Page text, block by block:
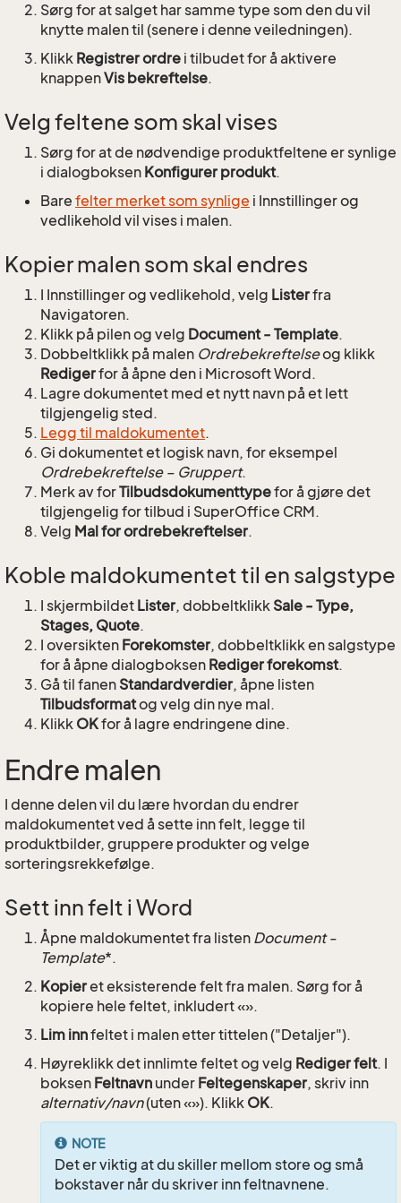
Sørg for at salget har samme type som den du vil
knytte malen til (senere i denne veiledningen).
Klikk Registrer ordre i tilbudet for å aktivere
knappenVis bekreftelse.
Velg feltene som skal vises
Sørg for at de nødvendige produktfeltene er synlige
i dialogboksen Konfigurer produkt.
Bare felter merket som synlige i Innstillinger og
vedlikehold vil vises i malen.
Kopier malen som skal endres
I Innstillinger og vedlikehold, velg Listerfra
Navigatoren.
Klikk på pilen og velg Document - Template.
Dobbeltklikk på malen Ordrebekreftelseog klikk
Redigerfor å åpne den i Microsoft Word.
Lagre dokumentet med et nytt navn på et lett
tilgjengelig sted.
Legg til maldokumentet.
Gi dokumentet et logisk navn, for eksempel
Ordrebekreftelse – Gruppert.
Merk av forTilbudsdokumenttypefor å gjøre det
tilgjengelig for tilbud i SuperOffice CRM.
Velg Mal for ordrebekreftelser.
Koble maldokumentet til en salgstype
I skjermbildet Lister, dobbeltklikk Sale - Type,
Stages, Quote.
I oversikten Forekomster, dobbeltklikk en salgstype
for å åpne dialogboksen Rediger forekomst.
Gå til fanen Standardverdier, åpne listen
Tilbudsformatog velg din nye mal.
Klikk OKfor å lagre endringene dine.
Endre malen
I denne delen vil du lære hvordan du endrer
maldokumentet ved å sette inn felt, legge til
produktbilder, gruppere produkter og velge
sorteringsrekkefølge.
Sett inn felt i Word
Åpne maldokumentet fra listen Document -
Template*.
Kopieret eksisterende felt fra malen. Sørg for å
kopiere hele feltet, inkludert «».
Lim innfeltet i malen etter tittelen ("Detaljer").
Høyreklikk det innlimte feltet og velg Rediger felt. I
boksen Feltnavn under Feltegenskaper, skriv inn
alternativ/navn(uten «»). Klikk OK.
NOTE
Det er viktig at du skiller mellom store og små
bokstaver når du skriver inn feltnavnene.